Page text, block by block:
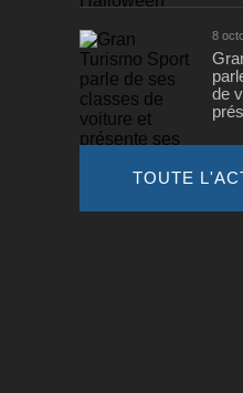
8
de
TOUTE